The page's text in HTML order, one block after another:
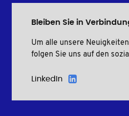
Bleiben Sie in
Um alle unsere
folgen Sie uns auf den
LinkedIn